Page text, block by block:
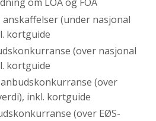
anskaffelser (under nasjonal
kortguide
(over nasjonal
kortguide
(over
inkl. kortguide
(over EØS-